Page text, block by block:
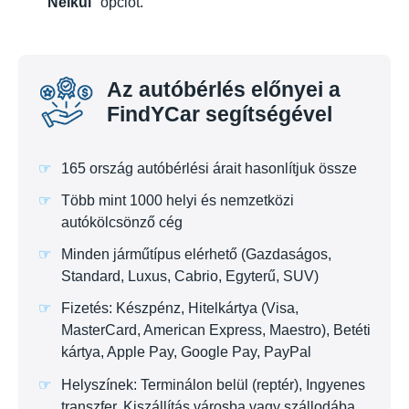
Az autóbérlés előnyei a
FindYCar segítségével
165 ország autóbérlési árait hasonlítjuk össze
Több mint 1000 helyi és nemzetközi
autókölcsönző cég
Minden járműtípus elérhető (Gazdaságos,
Standard, Luxus, Cabrio, Egyterű, SUV)
Fizetés: Készpénz, Hitelkártya (Visa,
MasterCard, American Express, Maestro), Betéti
kártya, Apple Pay, Google Pay, PayPal
Helyszínek: Terminálon belül (reptér), Ingyenes